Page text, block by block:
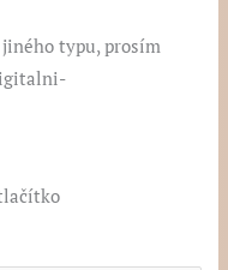
typu, prosím